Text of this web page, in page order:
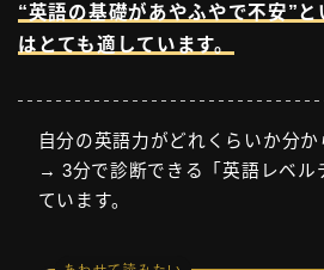
“英語の基礎があやふやで不安”
はとても適しています。
自分の英語力がどれくらいか分か
→ 3分で診断できる「英語レベル
ています。